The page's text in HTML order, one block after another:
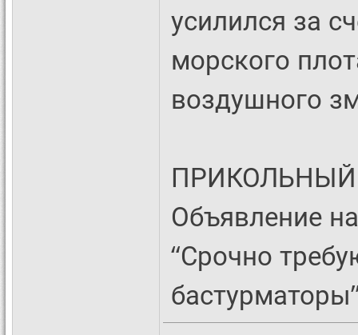
усилился за
морского
воздушного
ПРИКОЛЬНЫЙ
Объявление
“Срочно